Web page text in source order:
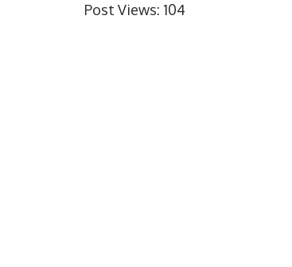
Post Views: 104